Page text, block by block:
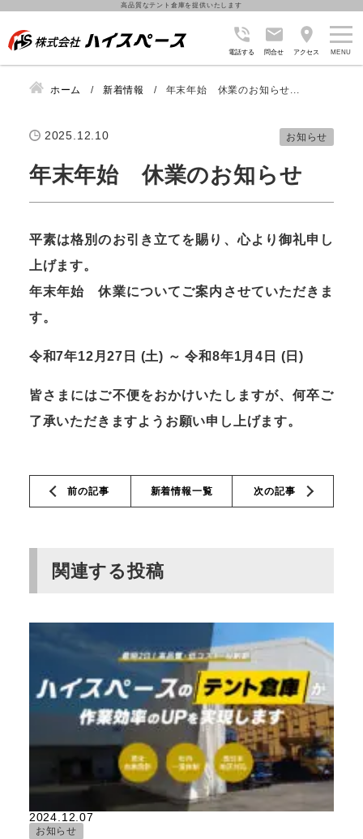
高品質なテント倉庫を提供いたします
電話する 問合せ アクセス
ホーム 新着情報 年末年始 休業のお知らせ...
2025.12.10 お知らせ
年末年始 休業のお知らせ
平素は格別のお引き立てを賜り、心より御礼申し
上げます。
年末年始 休業についてご案内させていただきま
す。
令和7年12月27日 (土) ～ 令和8年1月4日 (日)
皆さまにはご不便をおかけいたしますが、何卒ご
了承いただきますようお願い申し上げます。
前の記事 次の記事
新着情報一覧
関連する投稿
2024.12.07
お知らせ